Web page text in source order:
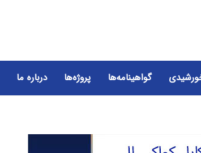
گواهینامه‎‎‎‎‎‎‎‎‎‎‎ها پروژه‎‎‎‎‎‎‎‎‎‎‎‎‎ها درباره ما